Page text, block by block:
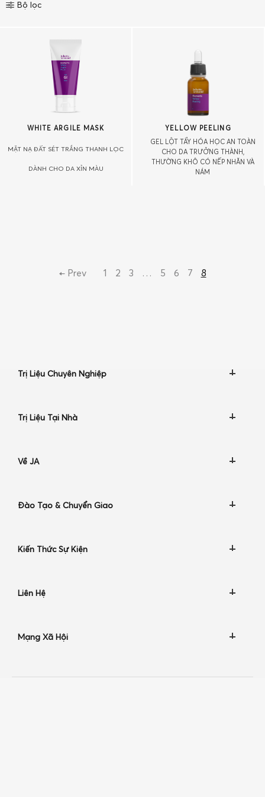
Bộ lọc
WHITE ARGILE MASK
MẶT NẠ ĐẤT SÉT TRẮNG THANH LỌC
DÀNH CHO DA XỈN MÀU
YELLOW PEELING
GEL LỘT TẨY HÓA HỌC AN TOÀN
CHO DA TRƯỞNG THÀNH,
THƯỜNG KHÔ CÓ NẾP NHĂN VÀ
NÁM
← Prev 1 2 3 … 5 6 7 8
Trị Liệu Chuyên Nghiệp
Trị Liệu Tại Nhà
Về JA
Đào Tạo & Chuyển Giao
Kiến Thức Sự Kiện
Liên Hệ
Mạng Xã Hội